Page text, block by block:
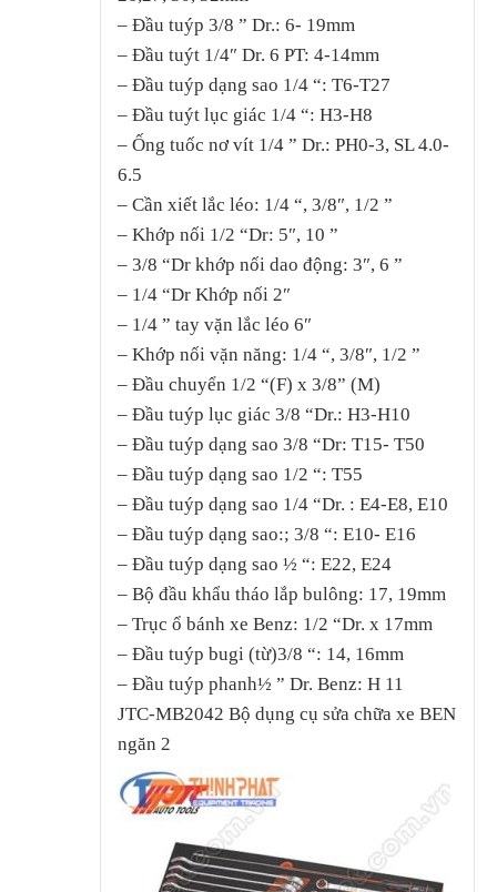
– Đầu tuýp 3/8 ” Dr.: 6- 19mm
– Đầu tuýt 1/4″ Dr. 6 PT: 4-14mm
– Đầu tuýp dạng sao 1/4 “: T6-T27
– Đầu tuýt lục giác 1/4 “: H3-H8
– Ống tuốc nơ vít 1/4 ” Dr.: PH0-3, SL 4.0-
6.5
– Cần xiết lắc léo: 1/4 “, 3/8″, 1/2 ”
– Khớp nối 1/2 “Dr: 5″, 10 ”
– 3/8 “Dr khớp nối dao động: 3″, 6 ”
– 1/4 “Dr Khớp nối 2″
– 1/4 ” tay vặn lắc léo 6″
– Khớp nối vặn năng: 1/4 “, 3/8″, 1/2 ”
– Đầu chuyển 1/2 “(F) x 3/8” (M)
– Đầu tuýp lục giác 3/8 “Dr.: H3-H10
– Đầu tuýp dạng sao 3/8 “Dr: T15- T50
– Đầu tuýp dạng sao 1/2 “: T55
– Đầu tuýp dạng sao 1/4 “Dr. : E4-E8, E10
– Đầu tuýp dạng sao:; 3/8 “: E10- E16
– Đầu tuýp dạng sao ½ “: E22, E24
– Bộ đầu khẩu tháo lắp bulông: 17, 19mm
– Trục ổ bánh xe Benz: 1/2 “Dr. x 17mm
– Đầu tuýp bugi (từ)3/8 “: 14, 16mm
– Đầu tuýp phanh½ ” Dr. Benz: H 11
JTC-MB2042 Bộ dụng cụ sửa chữa xe BEN
ngăn 2